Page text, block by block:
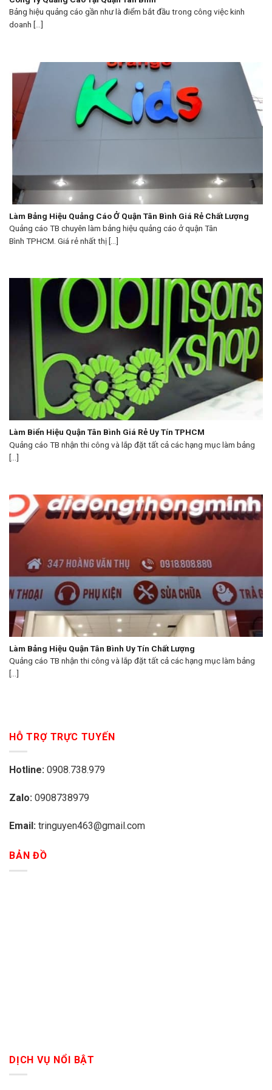
Bảng hiệu quảng cáo gần như là điểm bắt đầu trong công việc kinh
doanh [...]
Làm Bảng Hiệu Quảng Cáo Ở Quận Tân Bình Giá Rẻ Chất Lượng
Quảng cáo TB chuyên làm bảng hiệu quảng cáo ở quận Tân
Bình TPHCM. Giá rẻ nhất thị [...]
Làm Biển Hiệu Quận Tân Bình Giá Rẻ Uy Tín TPHCM
Quảng cáo TB nhận thi công và lắp đặt tất cả các hạng mục làm bảng
[...]
Làm Bảng Hiệu Quận Tân Bình Uy Tín Chất Lượng
Quảng cáo TB nhận thi công và lắp đặt tất cả các hạng mục làm bảng
[...]
HỖ TRỢ TRỰC TUYẾN
Hotline: 0908.738.979
Zalo: 0908738979
Email: tringuyen463@gmail.com
BẢN ĐỒ
DỊCH VỤ NỔI BẬT